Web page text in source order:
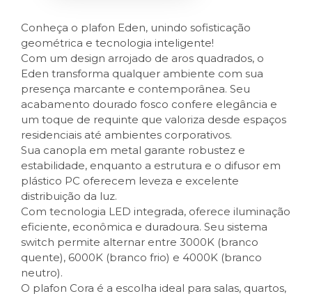
Conheça o plafon Eden, unindo sofisticação
geométrica e tecnologia inteligente!
Com um design arrojado de aros quadrados, o
Eden transforma qualquer ambiente com sua
presença marcante e contemporânea. Seu
acabamento dourado fosco confere elegância e
um toque de requinte que valoriza desde espaços
residenciais até ambientes corporativos.
Sua canopla em metal garante robustez e
estabilidade, enquanto a estrutura e o difusor em
plástico PC oferecem leveza e excelente
distribuição da luz.
Com tecnologia LED integrada, oferece iluminação
eficiente, econômica e duradoura. Seu sistema
switch permite alternar entre 3000K (branco
quente), 6000K (branco frio) e 4000K (branco
neutro).
O plafon Cora é a escolha ideal para salas, quartos,